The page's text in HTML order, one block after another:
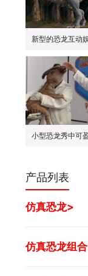
产品列表
仿真恐龙>
仿真恐龙组